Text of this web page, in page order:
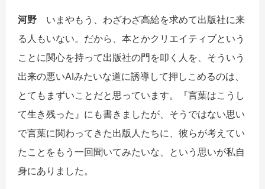
河野 いまやもう、わざわざ高給を求めて出版社に来
る人もいない。だから、本とかクリエイティブという
ことに関心を持って出版社の門を叩く人を、そういう
出来の悪いAIみたいな道に誘導して押しこめるのは、
とてもまずいことだと思っています。『言葉はこうし
て生き残った』にも書きましたが、そうではない思い
で言葉に関わってきた出版人たちに、彼らが考えてい
たことをもう一回聞いてみたいな、という思いが私自
身にありました。